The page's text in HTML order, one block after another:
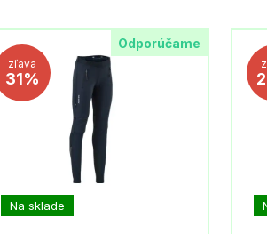
Odporúčame
zľava
31%
Na sklade